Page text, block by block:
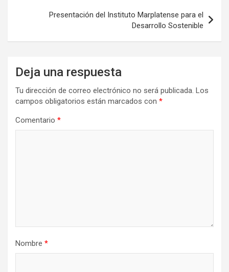
entradasPresentación del Instituto Marplatense para el
Desarrollo Sostenible
Deja una respuesta
Tu dirección de correo electrónico no será publicada. Los
campos obligatorios están marcados con *
Comentario *
Nombre *